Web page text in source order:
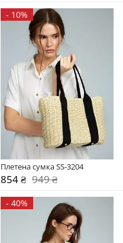
- 10%
Плетена сумка SS-3204
854 ₴ 949 ₴
- 40%